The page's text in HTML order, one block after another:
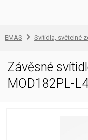
EMAS Svítidla, světelné
Závěsné
MOD182PL-